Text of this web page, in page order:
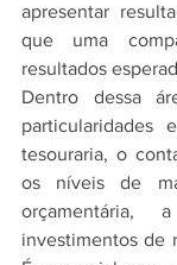
apresentar
que uma
resultados
Dentro dessa
particularidades
tesouraria, o
os níveis de
investimentos de